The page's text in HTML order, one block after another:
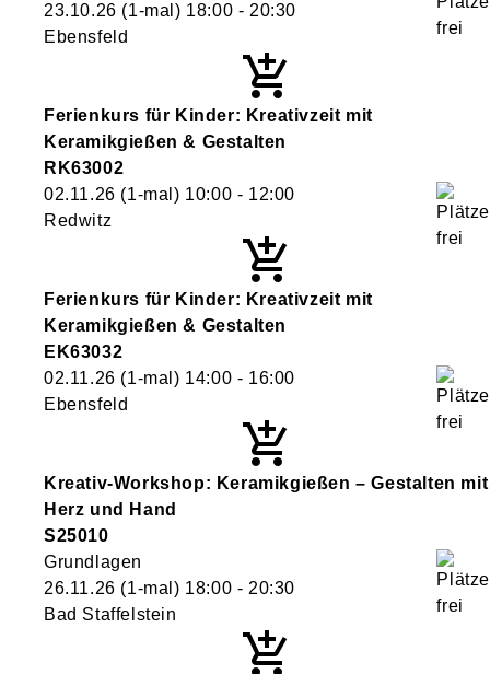
23.10.26 (1-mal) 18:00 - 20:30
Ebensfeld
Ferienkurs für Kinder: Kreativzeit mit
Keramikgießen & Gestalten
RK63002
02.11.26 (1-mal) 10:00 - 12:00
Redwitz
Ferienkurs für Kinder: Kreativzeit mit
Keramikgießen & Gestalten
EK63032
02.11.26 (1-mal) 14:00 - 16:00
Ebensfeld
Kreativ-Workshop: Keramikgießen – Gestalten mit
Herz und Hand
S25010
Grundlagen
26.11.26 (1-mal) 18:00 - 20:30
Bad Staffelstein